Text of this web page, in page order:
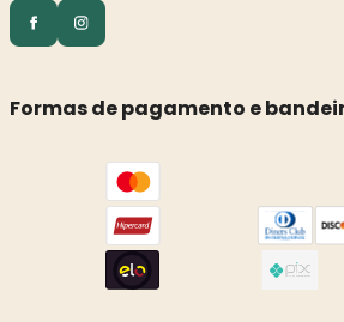
Formas de pagamento e